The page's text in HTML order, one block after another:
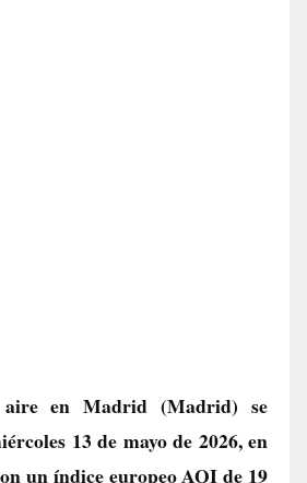
aire enMadrid (Madrid) se
13 de mayo de 2026, en
un índice europeo AQI de 19